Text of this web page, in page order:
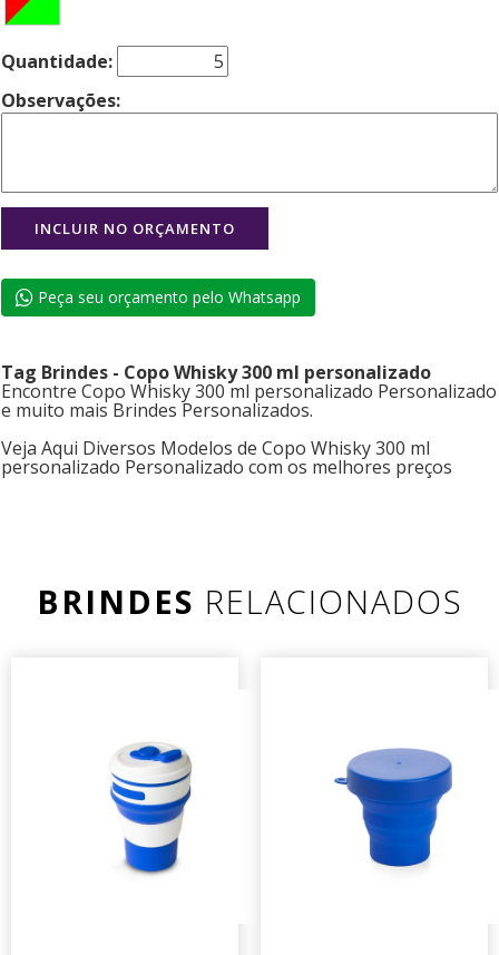
Quantidade:
Observações:
Peça seu orçamento pelo Whatsapp
Tag Brindes - Copo Whisky 300 ml personalizado
Encontre Copo Whisky 300 ml personalizado Personalizado
e muito mais Brindes Personalizados.
Veja Aqui Diversos Modelos de Copo Whisky 300 ml
personalizado Personalizado com os melhores preços
BRINDES RELACIONADOS